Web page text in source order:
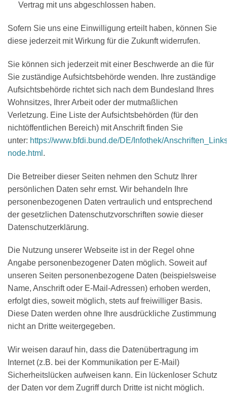
Vertrag mit uns abgeschlossen haben.
Sofern Sie uns eine Einwilligung erteilt haben, können Sie
diese jederzeit mit Wirkung für die Zukunft widerrufen.
Sie können sich jederzeit mit einer Beschwerde an die für
Sie zuständige Aufsichtsbehörde wenden. Ihre zuständige
Aufsichtsbehörde richtet sich nach dem Bundesland Ihres
Wohnsitzes, Ihrer Arbeit oder der mutmaßlichen
Verletzung. Eine Liste der Aufsichtsbehörden (für den
nichtöffentlichen Bereich) mit Anschrift finden Sie
unter: https://www.bfdi.bund.de/DE/Infothek/
node.html .
Die Betreiber dieser Seiten nehmen den Schutz Ihrer
persönlichen Daten sehr ernst. Wir behandeln Ihre
personenbezogenen Daten vertraulich und entsprechend
der gesetzlichen Datenschutzvorschriften sowie dieser
Datenschutzerklärung.
Die Nutzung unserer Webseite ist in der Regel ohne
Angabe personenbezogener Daten möglich. Soweit auf
unseren Seiten personenbezogene Daten (beispielsweise
Name, Anschrift oder E-Mail-Adressen) erhoben werden,
erfolgt dies, soweit möglich, stets auf freiwilliger Basis.
Diese Daten werden ohne Ihre ausdrückliche Zustimmung
nicht an Dritte weitergegeben.
Wir weisen darauf hin, dass die Datenübertragung im
Internet (z.B. bei der Kommunikation per E-Mail)
Sicherheitslücken aufweisen kann. Ein lückenloser Schutz
der Daten vor dem Zugriff durch Dritte ist nicht möglich.